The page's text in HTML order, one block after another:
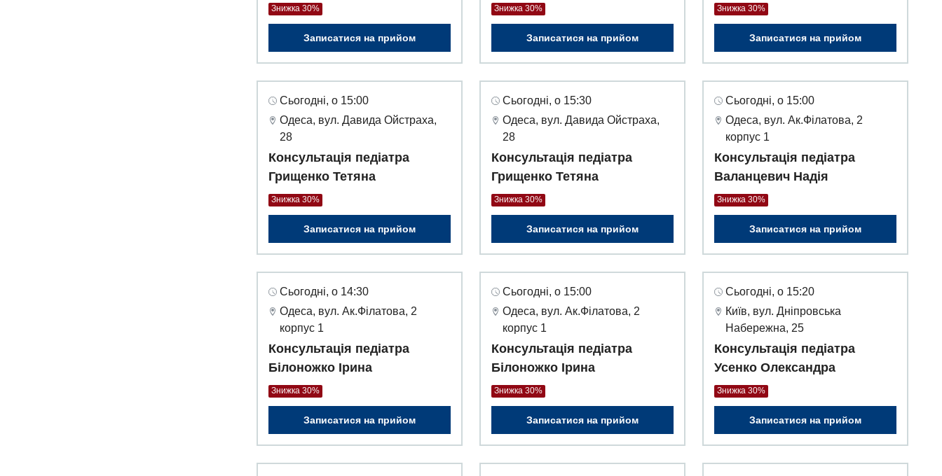
Знижка 30%
Записатися на прийом
Знижка 30%
Записатися на прийом
Знижка 30%
Записатися на прийом
Сьогодні, о 15:00
Одеса, вул. Давида Ойстраха,
28
Консультація педіатра
Грищенко Тетяна
Знижка 30%
Записатися на прийом
Сьогодні, о 15:30
Одеса, вул. Давида Ойстраха,
28
Консультація педіатра
Грищенко Тетяна
Знижка 30%
Записатися на прийом
Сьогодні, о 15:00
Одеса, вул. Ак.Філатова, 2
корпус 1
Консультація педіатра
Валанцевич Надія
Знижка 30%
Записатися на прийом
Сьогодні, о 14:30
Одеса, вул. Ак.Філатова, 2
корпус 1
Консультація педіатра
Білоножко Ірина
Знижка 30%
Записатися на прийом
Сьогодні, о 15:00
Одеса, вул. Ак.Філатова, 2
корпус 1
Консультація педіатра
Білоножко Ірина
Знижка 30%
Записатися на прийом
Сьогодні, о 15:20
Київ, вул. Дніпровська
Набережна, 25
Консультація педіатра
Усенко Олександра
Знижка 30%
Записатися на прийом